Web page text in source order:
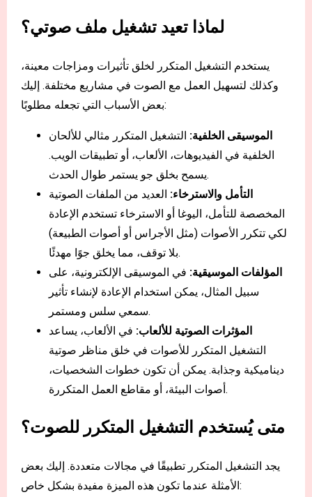
لماذا تعيد تشغيل ملف صوتي؟
يستخدم التشغيل المتكرر لخلق تأثيرات ومزاجات معينة،
وكذلك لتسهيل العمل مع الصوت في مشاريع مختلفة. إليك
بعض الأسباب التي تجعله مطلوبًا:
الموسيقى الخلفية: التشغيل المتكرر مثالي للألحان
الخلفية في الفيديوهات، الألعاب، أو تطبيقات الويب.
يسمح بخلق جو يستمر طوال الحدث.
التأمل والاسترخاء: العديد من الملفات الصوتية
المخصصة للتأمل، اليوغا أو الاسترخاء تستخدم الإعادة
لكي تتكرر الأصوات (مثل الأجراس أو أصوات الطبيعة)
بلا توقف، مما يخلق جوًا مهدئًا.
المؤلفات الموسيقية: في الموسيقى الإلكترونية، على
سبيل المثال، يمكن استخدام الإعادة لإنشاء تأثير
سمعي سلس ومستمر.
المؤثرات الصوتية للألعاب: في الألعاب، يساعد
التشغيل المتكرر للأصوات في خلق مناظر صوتية
ديناميكية وجذابة. يمكن أن تكون خطوات الشخصيات،
أصوات البيئة، أو مقاطع العمل المتكررة.
متى يُستخدم التشغيل المتكرر للصوت؟
يجد التشغيل المتكرر تطبيقًا في مجالات متعددة. إليك بعض
الأمثلة عندما تكون هذه الميزة مفيدة بشكل خاص: